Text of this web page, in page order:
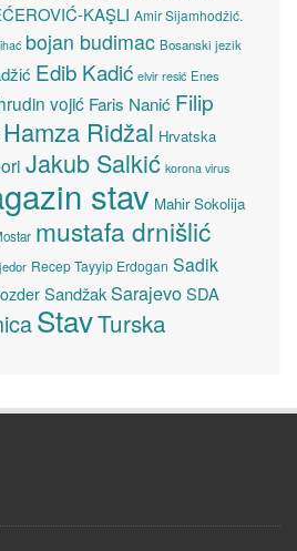
KAŞLI Amir Sijamhodžić.
bojan budimac Bosanski jezik
Edib Kadić elvir resić Enes
vojić Faris Nanić Filip
Hamza Ridžal Hrvatska
Jakub Salkić korona virus
stav Mahir Sokolija
mustafa drnišlić
Recep Tayyip Erdogan Sadik
SandžakSarajevoSDA
StavTurska